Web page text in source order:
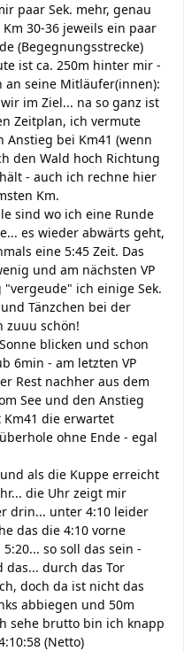
paar Sek. mehr, genau
30-36 jeweils ein paar
(Begegnungsstrecke)
ist ca. 250m hinter mir -
an seine Mitläufer(innen):
im Ziel... na so ganz ist
Zeitplan, ich vermute
Anstieg bei Km41 (wenn
den Wald hoch Richtung
- auch ich rechne hier
Km.
sind wo ich eine Runde
es wieder abwärts geht,
eine 5:45 Zeit. Das
und am nächsten VP
ich einige Sek.
Tänzchen bei der
zuuu schön!
blicken und schon
6min - am letzten VP
Rest nachher aus dem
See und den Anstieg
die erwartet
ohne Ende - egal
als die Kuppe erreicht
die Uhr zeigt mir
drin... unter 4:10 leider
das die 4:10 vorne
so soll das sein -
das... durch das Tor
doch da ist nicht das
abbiegen und 50m
sehe brutto bin ich knapp
(Netto)